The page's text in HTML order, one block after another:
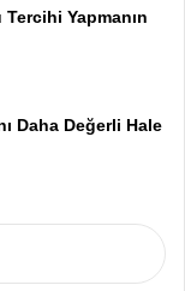
Yapmanın
Daha Değerli Hale